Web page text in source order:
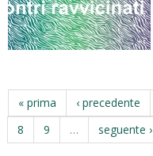
« prima ‹ precedente
8
9 … seguente ›